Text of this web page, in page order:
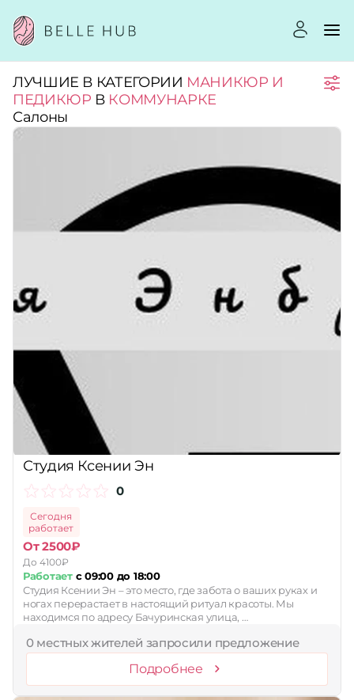
Город:
Стоимость услуг:
Принимает сертификаты
ЛУЧШИЕ В КАТЕГОРИИ МАНИКЮР И
ПЕДИКЮР В КОММУНАРКЕ
Салоны
Студия Ксении Эн
0
Сегодня
работает
От 2500₽
До 4100₽
Работаетс 09:00 до 18:00
Студия Ксении Эн – это место, где забота о ваших руках и
ногах перерастает в настоящий ритуал красоты. Мы
находимся по адресу Бачуринская улица, …
0 местных жителей запросили предложение
Подробнее